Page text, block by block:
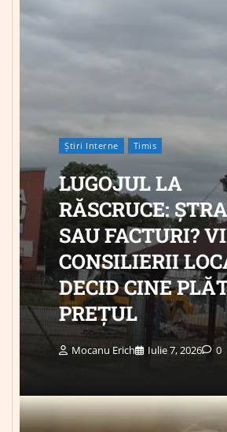
Știri Interne Timis
LUGOJUL LA
RĂSCRUCE:
SAU FACTURI?
CONSILIERII
DECID CINE
PREȚUL
Mocanu Erich Iulie 7, 2026 0